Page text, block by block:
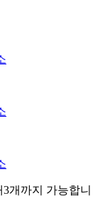
개까지 가능합니